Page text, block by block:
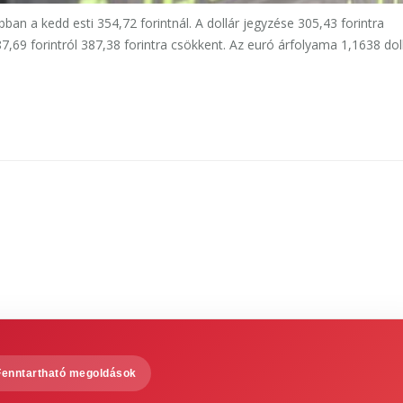
a kedd esti 354,72 forintnál. A dollár jegyzése 305,43 forintra
forintról 387,38 forintra csökkent. Az euró árfolyama 1,1638
megoldások